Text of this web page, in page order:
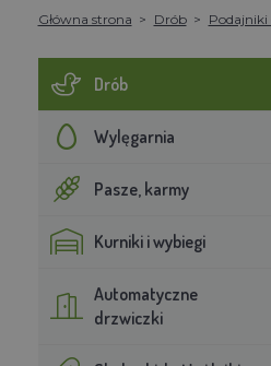
Główna strona Drób Podajniki
Drób
Wylęgarnia
Pasze, karmy
Kurniki i wybiegi
Automatyczne
drzwiczki